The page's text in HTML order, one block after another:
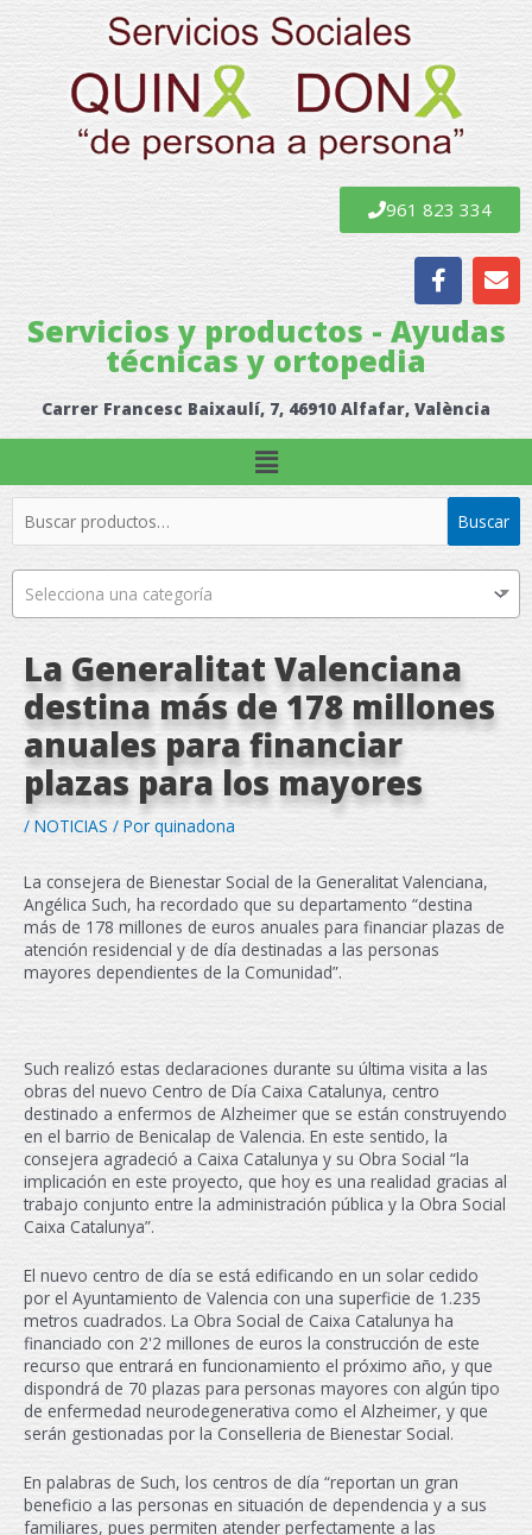
al
contenido
961 823 334
F
a
c
e
b
o
k
E
n
v
e
o
p
e
Servicios y productos - Ayudas
técnicas y ortopedia
Carrer Francesc Baixaulí, 7, 46910 Alfafar, València
Menú
por:
Buscar
Selecciona una categoría
La Generalitat Valenciana
destina más de 178 millones
anuales para financiar
plazas para los mayores
/ NOTICIAS / Por quinadona
La consejera de Bienestar Social de la Generalitat Valenciana,
Angélica Such, ha recordado que su departamento “destina
más de 178 millones de euros anuales para financiar plazas de
atención residencial y de día destinadas a las personas
mayores dependientes de la Comunidad”.
Such realizó estas declaraciones durante su última visita a las
obras del nuevo Centro de Día Caixa Catalunya, centro
destinado a enfermos de Alzheimer que se están construyendo
en el barrio de Benicalap de Valencia. En este sentido, la
consejera agradeció a Caixa Catalunya y su Obra Social “la
implicación en este proyecto, que hoy es una realidad gracias al
trabajo conjunto entre la administración pública y la Obra Social
Caixa Catalunya”.
El nuevo centro de día se está edificando en un solar cedido
por el Ayuntamiento de Valencia con una superficie de 1.235
metros cuadrados. La Obra Social de Caixa Catalunya ha
financiado con 2'2 millones de euros la construcción de este
recurso que entrará en funcionamiento el próximo año, y que
dispondrá de 70 plazas para personas mayores con algún tipo
de enfermedad neurodegenerativa como el Alzheimer, y que
serán gestionadas por la Conselleria de Bienestar Social.
En palabras de Such, los centros de día “reportan un gran
beneficio a las personas en situación de dependencia y a sus
familiares, pues permiten atender perfectamente a las